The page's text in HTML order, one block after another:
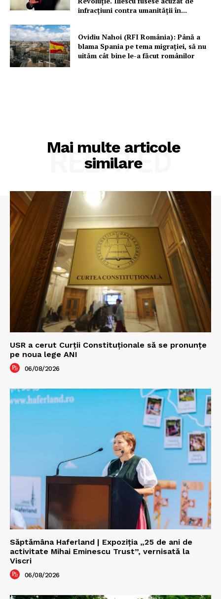
infracțiuni contra umanității în...
Ovidiu Nahoi (RFI România): Până a
blama Spania pe tema migrației, să nu
uităm cât bine le-a făcut românilor
Mai multe articole
similare
RELATED
USR a cerut Curții Constituționale să se pronunțe
pe noua lege ANI
06/08/2026
Săptămâna Haferland | Expoziţia „25 de ani de
activitate Mihai Eminescu Trust”, vernisată la
Viscri
06/08/2026